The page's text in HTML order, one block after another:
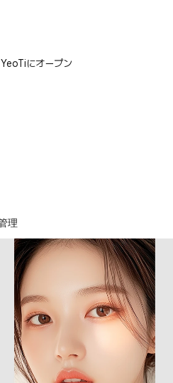
YeoTiにオープン
理